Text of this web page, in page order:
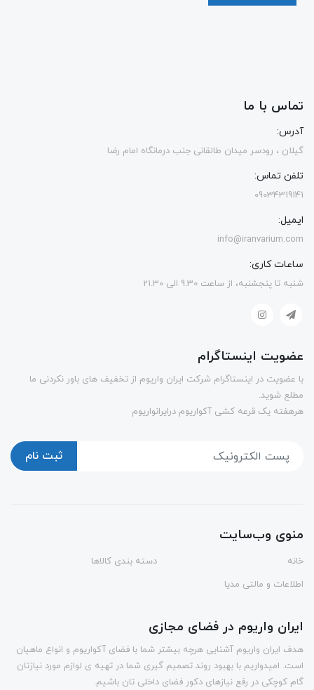
تماس با ما
آدرس:
گیلان ، رودسر میدان طالقانی جنب درمانگاه امام رضا
تلفن تماس:
09034319141
ایمیل:
info@iranvarium.com
ساعات کاری:
شنبه تا پنجشنبه، از ساعت 9.30 الی 21.30
عضویت اینستاگرام
با عضویت در اینستاگرام شرکت ایران واریوم از تخفیف های باور نکردنی ما
مطلع شوید.
هرهفته یک قرعه کشی آکواریوم درایرانواریوم
ثبت نام
منوی وب‌سایت
خانه
دسته بندی کالاها
اطلاعات و مالتی مدیا
ایران واریوم در فضای مجازی
هدف ایران واریوم آشنایی هرچه بیشتر شما با فضای آکواریوم و انواع ماهیان
است. امیدواریم با بهبود روند تصمیم گیری شما در تهیه ی لوازم مورد نیازتان
گام کوچکی در رفع نیازهای دکور فضای داخلی تان باشیم.